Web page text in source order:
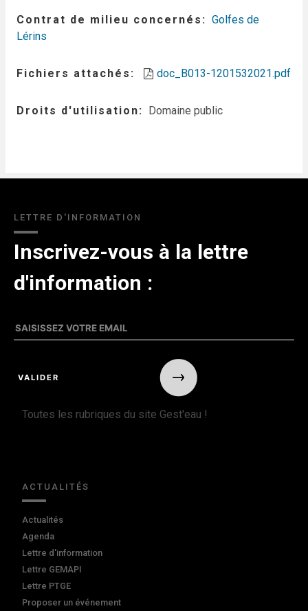
Contrat de milieu concernés
Golfes de
Lérins
Fichiers attachés doc_B013-1201532021.pdf
Droits d'utilisation Domaine public
LETTRE D'INFORMATION
Inscrivez-vous à la lettre
d'information :
Toutes les rubriques du site Gest'eau !
ACTUALITÉS
Actualités
Agenda
Lettre d'information
Lettre GEMAPI
Lettre PTGE
Proposer un événement